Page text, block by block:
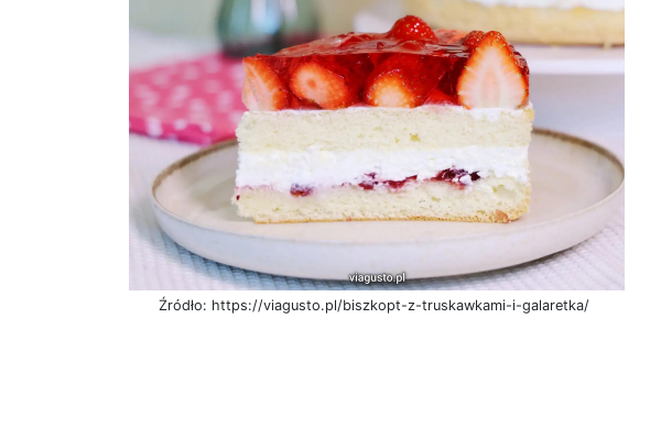
Źródło: https://viagusto.pl/biszkopt-z-truskawkami-i-galaretka/